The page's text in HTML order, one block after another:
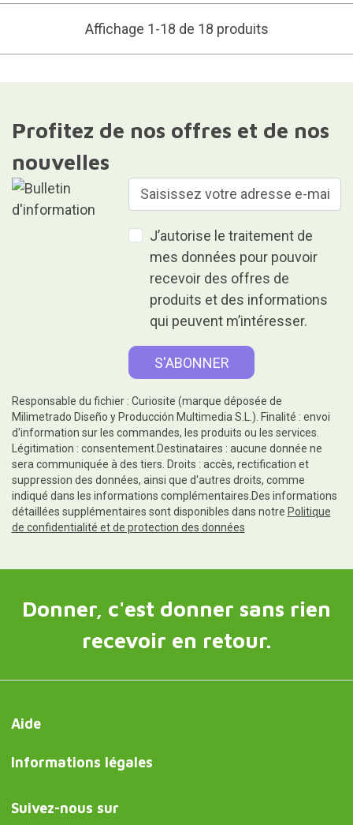
Affichage 1-18 de 18 produits
Profitez de nos offres et de nos
nouvelles
J’autorise le traitement de
mes données pour pouvoir
recevoir des offres de
produits et des informations
qui peuvent m’intéresser.
Responsable du fichier : Curiosite (marque déposée de
Milimetrado Diseño y Producción Multimedia S.L.). Finalité : envoi
d'information sur les commandes, les produits ou les services.
Légitimation : consentement.Destinataires : aucune donnée ne
sera communiquée à des tiers. Droits : accès, rectification et
suppression des données, ainsi que d'autres droits, comme
indiqué dans les informations complémentaires.Des informations
détaillées supplémentaires sont disponibles dans notre Politique
de confidentialité et de protection des données
Donner, c'est donner sans rien
recevoir en retour.
Aide
Informations légales
Suivez-nous sur